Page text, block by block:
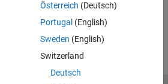
Österreich (Deutsch)
Portugal (English)
Sweden (English)
Switzerland
Deutsch